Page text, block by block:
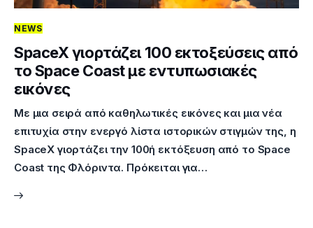
NEWS
SpaceX γιορτάζει 100 εκτοξεύσεις από
το Space Coast με εντυπωσιακές
εικόνες
Με μια σειρά από καθηλωτικές εικόνες και μια νέα
επιτυχία στην ενεργό λίστα ιστορικών στιγμών της, η
SpaceX γιορτάζει την 100ή εκτόξευση από το Space
Coast της Φλόριντα. Πρόκειται για…